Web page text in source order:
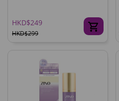
HKD$249
HKD$299